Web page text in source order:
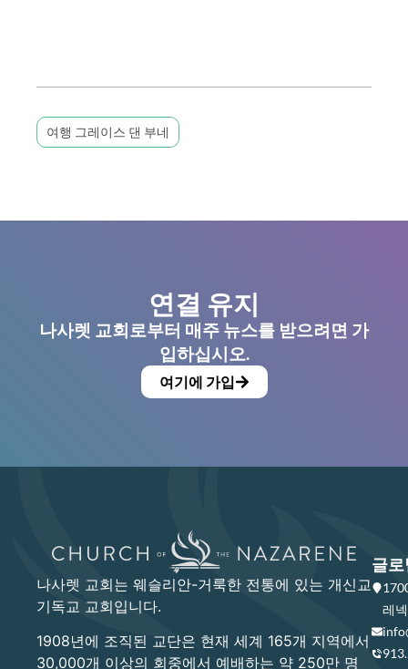
여행 그레이스 댄 부네
연결 유지
나사렛 교회로부터 매주 뉴스를 받으려면 가
입하십시오.
여기에 가입
나사렛 교회는 웨슬리안-거룩한 전통에 있는 개신교
기독교 교회입니다.
1908년에 조직된 교단은 현재 세계 165개 지역에서
30,000개 이상의 회중에서 예배하는 약 250만 명
글로
레